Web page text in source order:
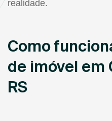
realidade.
Como
de imóvel em
RS